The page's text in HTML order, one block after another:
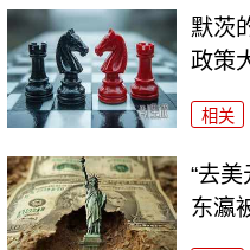
默茨
政策
相关
“去美
东瀛